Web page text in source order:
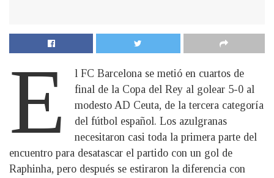
E
l FC Barcelona se metió en cuartos de
final de la Copa del Rey al golear 5-0 al
modesto AD Ceuta, de la tercera categoría
del fútbol español. Los azulgranas
necesitaron casi toda la primera parte del
encuentro para desatascar el partido con un gol de
Raphinha, pero después se estiraron la diferencia con